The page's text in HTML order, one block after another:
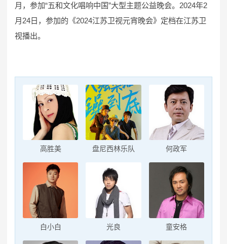
月，参加“五和文化唱响中国”大型主题公益晚会。2024年2
月24日，参加的《2024江苏卫视元宵晚会》定档在江苏卫
视播出。
高胜美 盘尼西林乐队 何政军
白小白 光良 童安格